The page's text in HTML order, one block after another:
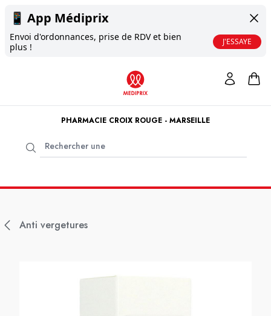
📱 App Médiprix
Envoi d'ordonnances, prise de RDV et bien
plus !
J'ESSAYE
PHARMACIE CROIX ROUGE - MARSEILLE
Anti vergetures